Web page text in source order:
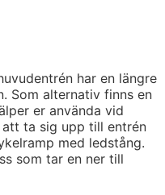
har en längre
Som alternativ finns en
er använda vid
ta sig upp till entrén
med ledstång.
som tar en ner till